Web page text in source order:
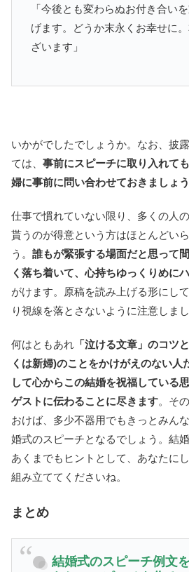
「今後とも変わらぬお付き合い
げます。どうか末永くお幸せに
ざいます」
いかがでしたでしょうか。なお、披
ては、 事前にスピーチに取り入れて
婦に事前に問い合わせておきましょう
仕事で慣れていない限り、多くの人
貰うのが得意という方はほとんどい
う。 誰もが緊張する場面だと思って
く落ち着いて、心持ちゆっくりめに
がけます。原稿を読み上げる形にし
り視線を落とさないように注意しまし
何はともあれ 「泣ける文章」のコツ
くは新婦)のことをかけがえのない人
して心からこの結婚を祝福している
ゲストに伝わることに尽きます。そ
おけば、多少不器用でもきっとみん
婚式のスピーチとなるでしょう。結
あくまでもヒントとして、あなたに
組み立ててくださいね。
まとめ
結婚式のスピーチ例文